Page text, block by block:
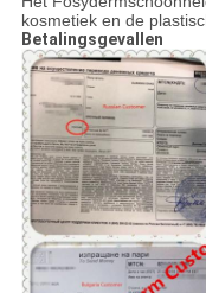
kosmetiek en de
Betalingsgevallen